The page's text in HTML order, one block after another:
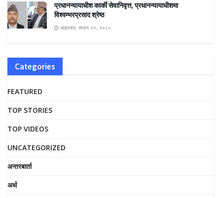
प्रधानन्यायाधीश कार्की सेवानिवृत्त, प्रधानन्यायाधीशमा
विश्वम्भरप्रसाद श्रेष्ठ
आइतवार, साउन २१, २०८०
Categories
FEATURED
TOP STORIES
TOP VIDEOS
UNCATEGORIZED
अन्तरबार्ता
अर्थ